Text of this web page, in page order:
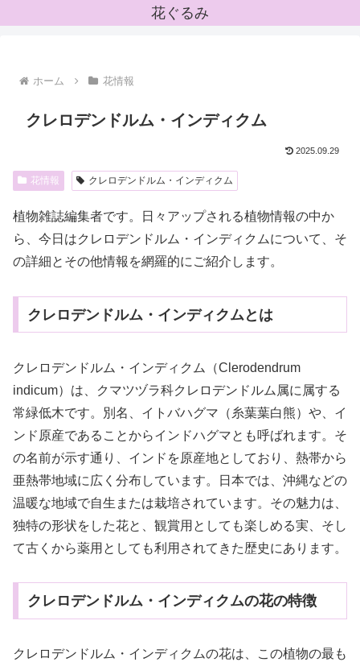
花ぐるみ
ホーム 花情報
クレロデンドルム・インディクム
2025.09.29
花情報 クレロデンドルム・インディクム
植物雑誌編集者です。日々アップされる植物情報の中か
ら、今日はクレロデンドルム・インディクムについて、そ
の詳細とその他情報を網羅的にご紹介します。
クレロデンドルム・インディクムとは
クレロデンドルム・インディクム（Clerodendrum
indicum）は、クマツヅラ科クレロデンドルム属に属する
常緑低木です。別名、イトバハグマ（糸葉葉白熊）や、イ
ンド原産であることからインドハグマとも呼ばれます。そ
の名前が示す通り、インドを原産地としており、熱帯から
亜熱帯地域に広く分布しています。日本では、沖縄などの
温暖な地域で自生または栽培されています。その魅力は、
独特の形状をした花と、観賞用としても楽しめる実、そし
て古くから薬用としても利用されてきた歴史にあります。
クレロデンドルム・インディクムの花の特徴
クレロデンドルム・インディクムの花は、この植物の最も